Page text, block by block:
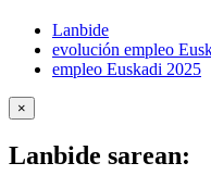
Lanbide
evolución empleo
empleo Euskadi 2025
×
Lanbide sarean: